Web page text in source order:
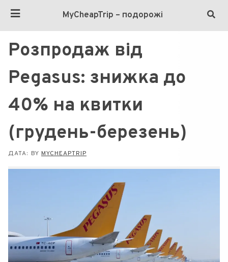
MyCheapTrip – подорожі
Розпродаж від
Pegasus: знижка до
40% на квитки
(грудень-березень)
ДАТА: BY MYCHEAPTRIP